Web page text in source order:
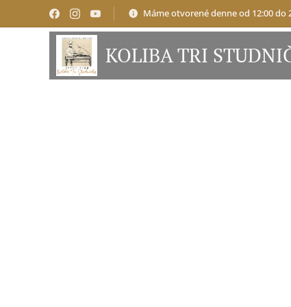
Máme otvorené denne od 12:00 do
KOLIBA TRI